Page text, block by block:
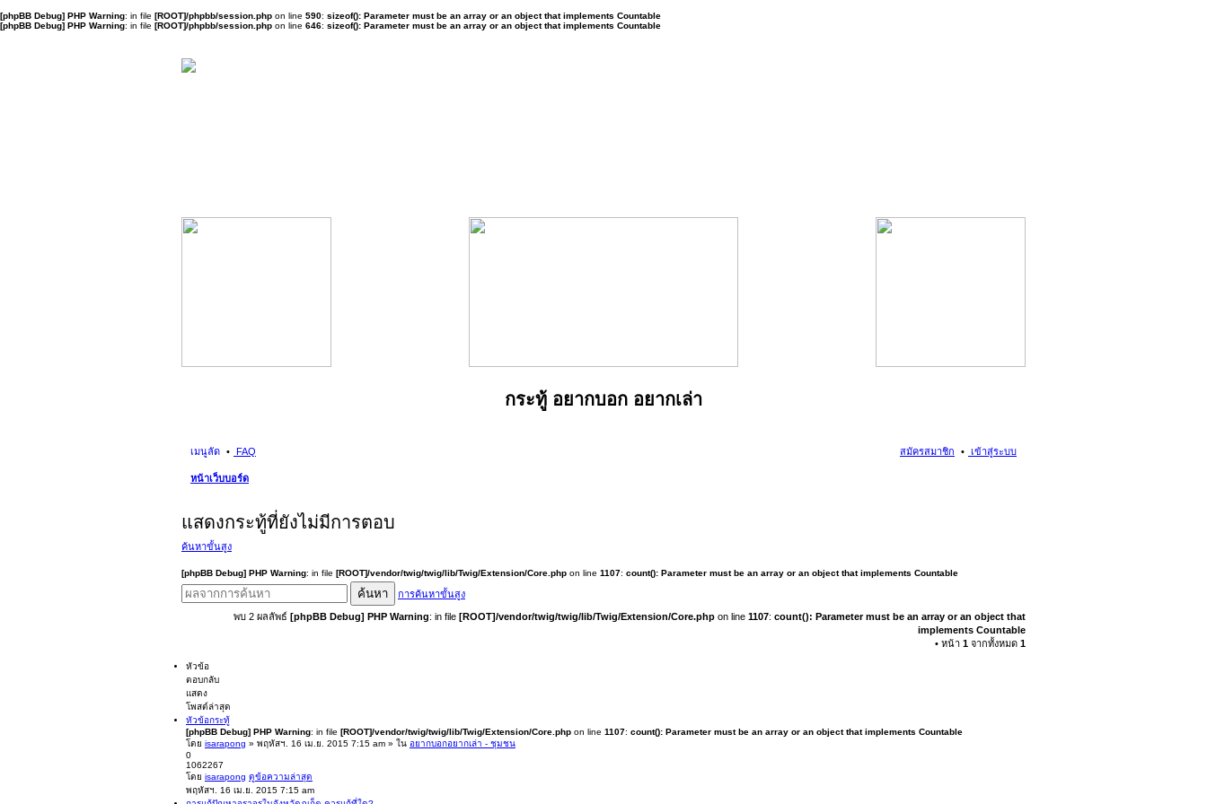
[phpBB Debug] PHP Warning: in file [ROOT]/phpbb/session.php on line 590: sizeof(): Parameter must be an array or an object that implements Countable
[phpBB Debug] PHP Warning: in file [ROOT]/phpbb/session.php on line 646: sizeof(): Parameter must be an array or an object that implements Countable
กระทู้ อยากบอก อยากเล่า
เมนูลัด FAQ เข้าสู่ระบบ
สมัครสมาชิก
หน้าเว็บบอร์ด
แสดงกระทู้ที่ยังไม่มีการตอบ
ค้นหาขั้นสูง
[phpBB Debug] PHP Warning: in file [ROOT]/vendor/twig/twig/lib/Twig/Extension/Core.php on line 1107: count(): Parameter must be an array or an object that implements Countable
ค้นหา การค้นหาขั้นสูง
พบ 2 ผลลัพธ์ [phpBB Debug] PHP Warning: in file [ROOT]/vendor/twig/twig/lib/Twig/Extension/Core.php on line 1107: count(): Parameter must be an array or an object that
implements Countable
• หน้า 1 จากทั้งหมด 1
หัวข้อ
ตอบกลับ
แสดง
โพสต์ล่าสุด
หัวข้อกระทู้
[phpBB Debug] PHP Warning: in file [ROOT]/vendor/twig/twig/lib/Twig/Extension/Core.php on line 1107: count(): Parameter must be an array or an object that implements Countable
โดย isarapong » พฤหัสฯ. 16 เม.ย. 2015 7:15 am » ใน อยากบอกอยากเล่า - ชุมชน
0
1062267
โดย isarapong ดูข้อความล่าสุด
พฤหัสฯ. 16 เม.ย. 2015 7:15 am